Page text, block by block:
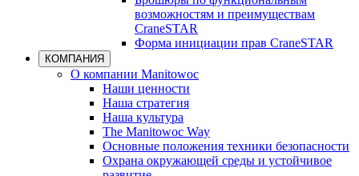
возможностям и преимуществам
CraneSTAR
Форма инициации прав CraneSTAR
КОМПАНИЯ
О компании Manitowoc
Наши ценности
Наша стратегия
Наша культура
The Manitowoc Way
Основные положения техники безопасности
Охрана окружающей среды и устойчивое